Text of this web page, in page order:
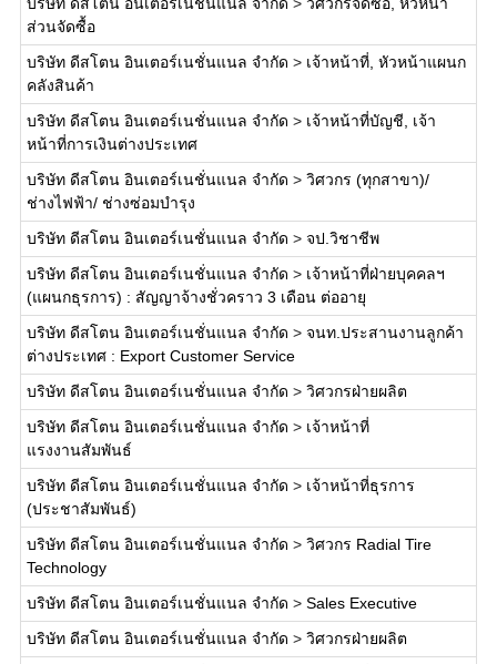
ส่วนจัดซื้อ
บริษัท ดีสโตน อินเตอร์เนชั่นแนล จำกัด > เจ้าหน้าที่, หัวหน้าแผนก
คลังสินค้า
บริษัท ดีสโตน อินเตอร์เนชั่นแนล จำกัด > เจ้าหน้าที่บัญชี, เจ้า
หน้าที่การเงินต่างประเทศ
บริษัท ดีสโตน อินเตอร์เนชั่นแนล จำกัด > วิศวกร (ทุกสาขา)/
ช่างไฟฟ้า/ ช่างซ่อมบำรุง
บริษัท ดีสโตน อินเตอร์เนชั่นแนล จำกัด > จป.วิชาชีพ
บริษัท ดีสโตน อินเตอร์เนชั่นแนล จำกัด > เจ้าหน้าที่ฝ่ายบุคคลฯ
(แผนกธุรการ) : สัญญาจ้างชั่วคราว 3 เดือน ต่ออายุ
บริษัท ดีสโตน อินเตอร์เนชั่นแนล จำกัด > จนท.ประสานงานลูกค้า
ต่างประเทศ : Export Customer Service
บริษัท ดีสโตน อินเตอร์เนชั่นแนล จำกัด > วิศวกรฝ่ายผลิต
บริษัท ดีสโตน อินเตอร์เนชั่นแนล จำกัด > เจ้าหน้าที่
แรงงานสัมพันธ์
บริษัท ดีสโตน อินเตอร์เนชั่นแนล จำกัด > เจ้าหน้าที่ธุรการ
(ประชาสัมพันธ์)
บริษัท ดีสโตน อินเตอร์เนชั่นแนล จำกัด > วิศวกร Radial Tire
Technology
บริษัท ดีสโตน อินเตอร์เนชั่นแนล จำกัด > Sales Executive
บริษัท ดีสโตน อินเตอร์เนชั่นแนล จำกัด > วิศวกรฝ่ายผลิต